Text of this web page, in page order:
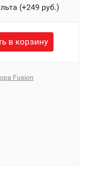
(+249 руб.)
в корзину
Fusion